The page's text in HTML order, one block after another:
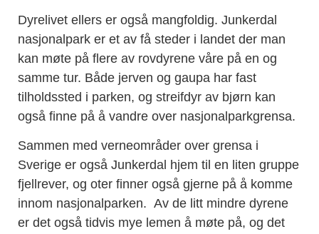
Dyrelivet ellers er også mangfoldig. Junkerdal
nasjonalpark er et av få steder i landet der man
kan møte på flere av rovdyrene våre på en og
samme tur. Både jerven og gaupa har fast
tilholdssted i parken, og streifdyr av bjørn kan
også finne på å vandre over nasjonalparkgrensa.
Sammen med verneområder over grensa i
Sverige er også Junkerdal hjem til en liten gruppe
fjellrever, og oter finner også gjerne på å komme
innom nasjonalparken. Av de litt mindre dyrene
er det også tidvis mye lemen å møte på, og det